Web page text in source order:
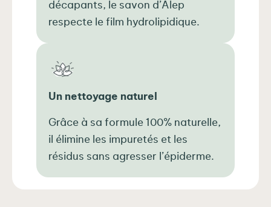
décapants, le savon d’Alep
respecte le film hydrolipidique.
Un nettoyage naturel
Grâce à sa formule 100% naturelle,
il élimine les impuretés et les
résidus sans agresser l’épiderme.